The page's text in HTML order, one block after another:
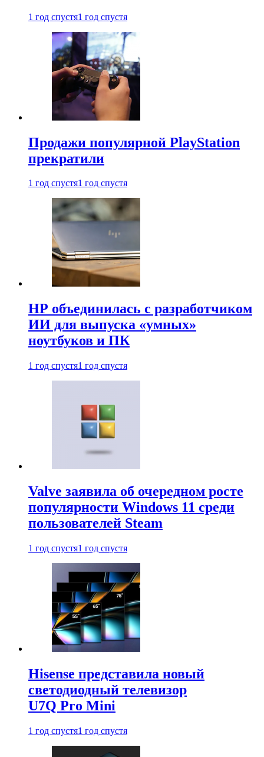
1 год спустя1 год спустя
Продажи популярной PlayStation
прекратили
1 год спустя1 год спустя
HP объединилась с разработчиком
ИИ для выпуска «умных»
ноутбуков и ПК
1 год спустя1 год спустя
Valve заявила об очередном росте
популярности Windows 11 среди
пользователей Steam
1 год спустя1 год спустя
Hisense представила новый
светодиодный телевизор
U7Q Pro Mini
1 год спустя1 год спустя